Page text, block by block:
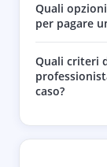
Quali
per pagare
Quali criteri
caso?